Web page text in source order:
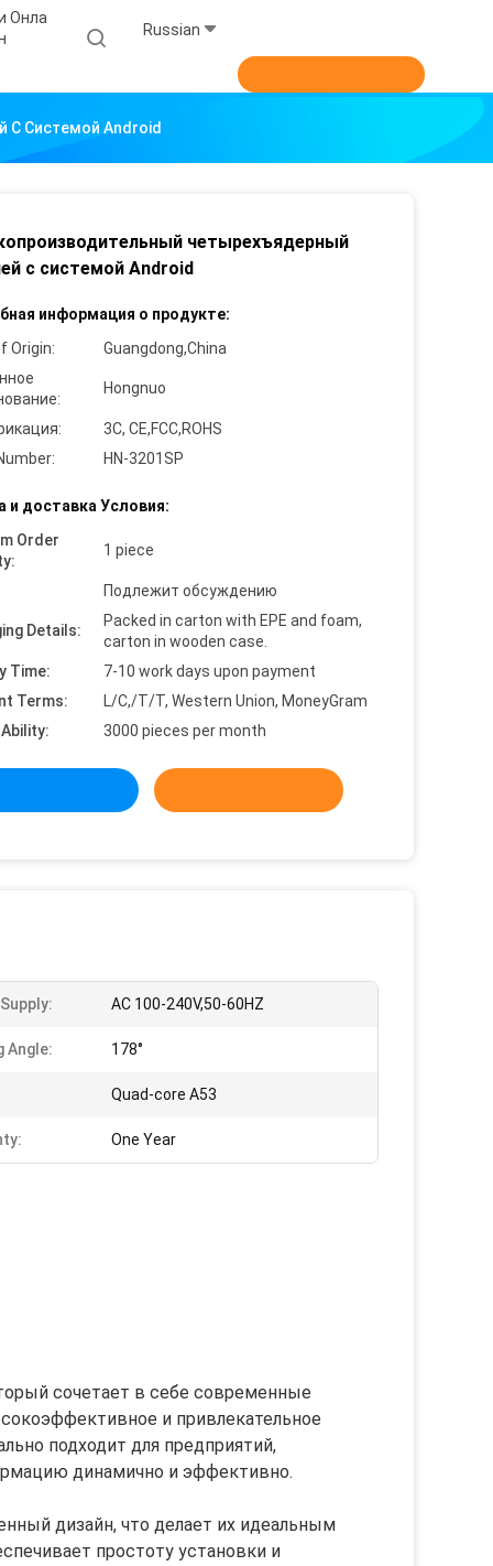
Онла
Russian
С Системой Android
четырехъядерный
с системой Android
информация о продукте:
Origin:
Guangdong,China
Hongnuo
3C, CE,FCC,ROHS
HN-3201SP
и доставка Условия:
Order
1 piece
Подлежит обсуждению
Details:
Packed in carton with EPE and foam,
carton in wooden case.
Time:
7-10 work days upon payment
Terms:
L/C,/T/T, Western Union, MoneyGram
3000 pieces per month
AC 100-240V,50-60HZ
Angle: 178°
Quad-core A53
One Year
сочетает в себе современные
и привлекательное
подходит для предприятий,
динамично и эффективно.
дизайн, что делает их идеальным
простоту установки и